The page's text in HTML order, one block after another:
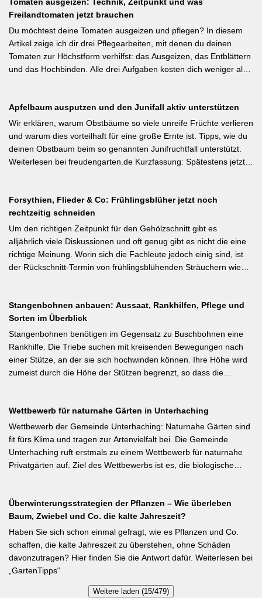
Austrocknung. Die ideale Schichtdicke liegt bei 5–10 cm, immer
mit Abstand zum Pflanzenstamm, um Fäulnis zu vermeiden.
Besonders wertvoll: Häufige Fehler wie zu dicke Schichten oder
die Verwendung von frischem Rasenschnitt als alleiniges Material
werden klar benannt. [Thema-Tag: #Bodenpflege #Mulchen
#BiologischerGartenbau]
Freilandtomaten jetzt brauchen
Du möchtest deine Tomaten ausgeizen und pflegen? In diesem
Artikel zeige ich dir drei Pflegearbeiten, mit denen du deinen
Tomaten zur Höchstform verhilfst: das Ausgeizen, das Entblättern
und das Hochbinden. Alle drei Aufgaben kosten dich weniger als
Tomatenkrankheit Braunfäule vorbeugst. Weiterlesen bei
Wurzelwerk – Gartenwissen von Profis Kurzfassung: Ein bildreich
illustrierter Praxis-Leitfaden: Das Ausgeizen beginnt direkt nach
dem Auspflanzen und sollte wöchentlich wiederholt werden.
Geiztriebe morgens entfernen, damit Wunden rasch abtrocknen.
interessant: Der Artikel diskutiert, wann bei Freilandtomaten das
Ausgeizen kontraproduktiv ist – etwa bei buschigen Sorten, die
von Seitentrieben profitieren.
Apfelbaum ausputzen und den Junifall aktiv unterstützen
Wir erklären, warum Obstbäume so viele unreife Früchte verlieren
und warum dies vorteilhaft für eine große Ernte ist. Tipps, wie du
deinen Obstbaum beim so genannten Junifruchtfall unterstützt.
Weiterlesen bei freudengarten.de Kurzfassung: Spätestens jetzt –
% der Blüten werden zu Früchten, ein rechtzeitiges Eingreifen vor
dem Junifall beugt der Alternanz (Abwechslung von
Ertragsjahren) vor. Für Äpfel und Birnen gilt: max. zwei kräftige
Früchte pro Fruchtbüschel, Abstand mindestens eine Handbreit.
Früchte in Schattenzonen vollständig entfernen.
Forsythien, Flieder & Co: Frühlingsblüher jetzt noch
rechtzeitig schneiden
Um den richtigen Zeitpunkt für den Gehölzschnitt gibt es
alljährlich viele Diskussionen und oft genug gibt es nicht die eine
richtige Meinung. Worin sich die Fachleute jedoch einig sind, ist
der Rückschnitt-Termin von frühlingsblühenden Sträuchern wie
Flieder und Zierkirsche bilden ihre Blütenknospen für das nächste
Jahr im Sommer. Der Schnitt direkt nach der Blüte (bei Flieder:
sofort nach dem Verblühen!) ist die letzte Chance – wer jetzt noch
nicht geschnitten hat, sollte spätestens in den nächsten zwei
Wochen ran. Das Grundprinzip: Überflüssige alte Triebe
bodennah entfernen, damit das neue Holz ausreifen kann.
Stangenbohnen anbauen: Aussaat, Rankhilfen, Pflege und
Sorten im Überblick
Stangenbohnen benötigen im Gegensatz zu Buschbohnen eine
Rankhilfe. Die Triebe suchen mit kreisenden Bewegungen nach
einer Stütze, an der sie sich hochwinden können. Ihre Höhe wird
zumeist durch die Höhe der Stützen begrenzt, so dass die
Weiterlesen bei meine-ernte.de Kurzfassung: Bis Mitte Juni ist die
Aussaat von Stangenbohnen direkt ins Freiland noch problemlos
möglich. Samen über Nacht wässern, 5–6 cm tief setzen,
Pflanzabstand 50 cm. Als Mittelzehrer brauchen Stangenbohnen
im Gegensatz zu Buschbohnen eine moderierte Düngung
der Luft binden – Vorfrucht-Wirkung für das nächste Gartenjahr.
Wettbewerb für naturnahe Gärten in Unterhaching
Wettbewerb der Gemeinde Unterhaching: Naturnahe Gärten sind
fit fürs Klima und tragen zur Artenvielfalt bei. Die Gemeinde
Unterhaching ruft erstmals zu einem Wettbewerb für naturnahe
Privatgärten auf. Ziel des Wettbewerbs ist es, die biologische
Verbesserung des Ortsklimas zu leisten. Warum? Entsiegelte
Flächen helfen… Hitze zu reduzieren Regenwasser besser zu
speichern und das Wohnumfeld insgesamt lebenswerter zu
gestalten. Insgesamt drei Gärten werden prämiert. Insgesamt drei
gleichwertige Sieger werden durch eine Expertenjury, bestehend
aus Vertretern der Gemeinde Unterhaching sowie des
gewinnen gibt es jeweils einen Gutschein von Pflanzen-Kölle
Überwinterungsstrategien der Pflanzen – Wie überleben
Baum, Zwiebel und Co. die kalte Jahreszeit?
Haben Sie sich schon einmal gefragt, wie es Pflanzen und Co.
schaffen, die kalte Jahreszeit zu überstehen, ohne Schäden
davonzutragen? Hier finden Sie die Antwort dafür. Weiterlesen bei
„GartenTipps“
Weitere laden (15/479)